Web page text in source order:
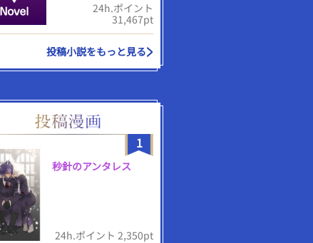
24h.ポイント
31,467pt
投稿小説をもっと見る
1
秒針のアンタレス
24h.ポイント 2,350pt